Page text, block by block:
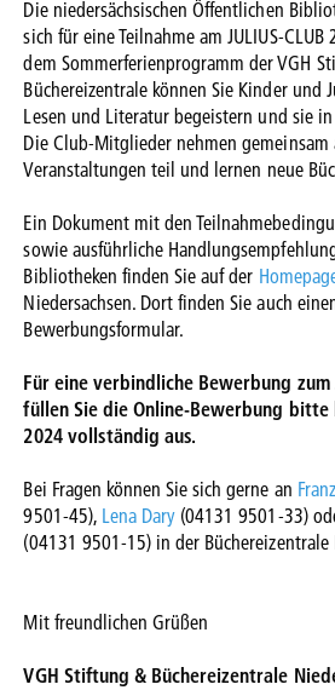
Die niedersächsischen Öffentlichen
sich für eine Teilnahme am JULIUS-
dem Sommerferienprogramm der VGH
Büchereizentrale können Sie Kinder und
Lesen und Literatur begeistern und sie
Die Club-Mitglieder nehmen
Veranstaltungen teil und lernen neue
Ein Dokument mit den
sowie ausführliche
Bibliotheken finden Sie auf der
Niedersachsen. Dort finden Sie auch
Bewerbungsformular.
Für eine verbindliche Bewerbung zum
füllen Sie die Online-Bewerbung bitte
2024 vollständig aus.
Bei Fragen können Sie sich gerne an
9501-45), Lena Dary (04131 9501-33)
(04131 9501-15) in der Büchereizentrale
Mit freundlichen Grüßen
VGH Stiftung & Büchereizentrale